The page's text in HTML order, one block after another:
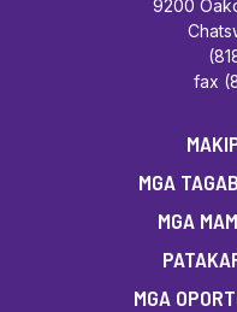
9200
fax
MGA
MGA
MGA